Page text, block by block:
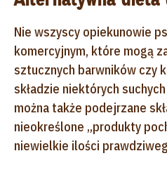
Nie wszyscy opiekunowie
komercyjnym, które mogą
sztucznych barwników czy
składzie niektórych
można także podejrzane
nieokreślone „produkty
niewielkie ilości